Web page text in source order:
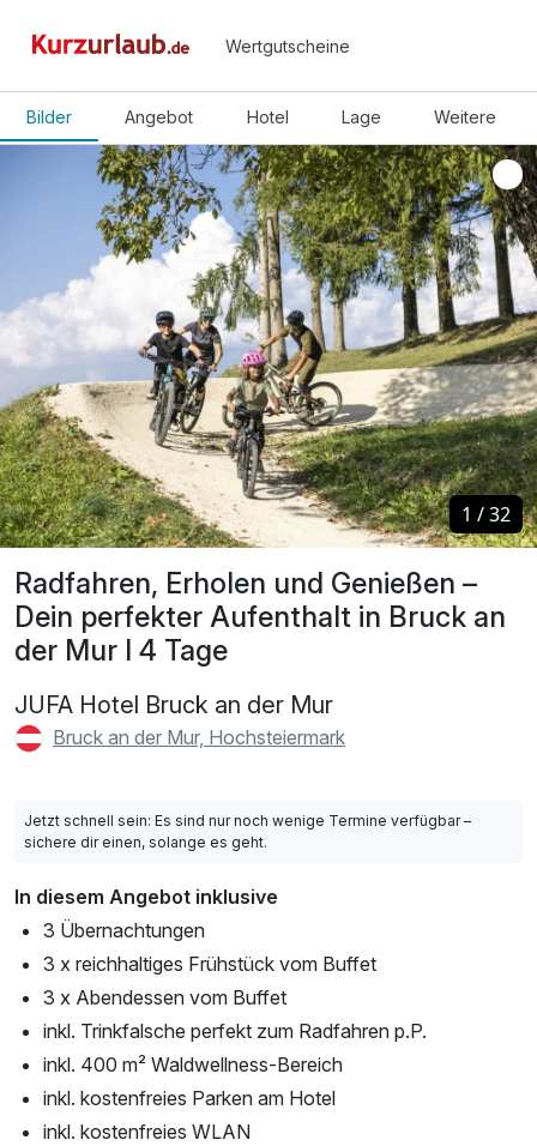
Wertgutscheine
Bilder Angebot Hotel Lage Weitere
Radfahren, Erholen und Genießen –
Dein perfekter Aufenthalt in Bruck an
der Mur I 4 Tage
JUFA Hotel Bruck an der Mur
Bruck an der Mur, Hochsteiermark
1 /32
1 /32
Jetzt schnell sein: Es sind nur noch wenige Termine verfügbar –
sichere dir einen, solange es geht.
In diesem Angebot inklusive
3 Übernachtungen
3 x reichhaltiges Frühstück vom Buffet
3 x Abendessen vom Buffet
inkl. Trinkfalsche perfekt zum Radfahren p.P.
inkl. 400 m² Waldwellness-Bereich
inkl. kostenfreies Parken am Hotel
inkl. kostenfreies WLAN